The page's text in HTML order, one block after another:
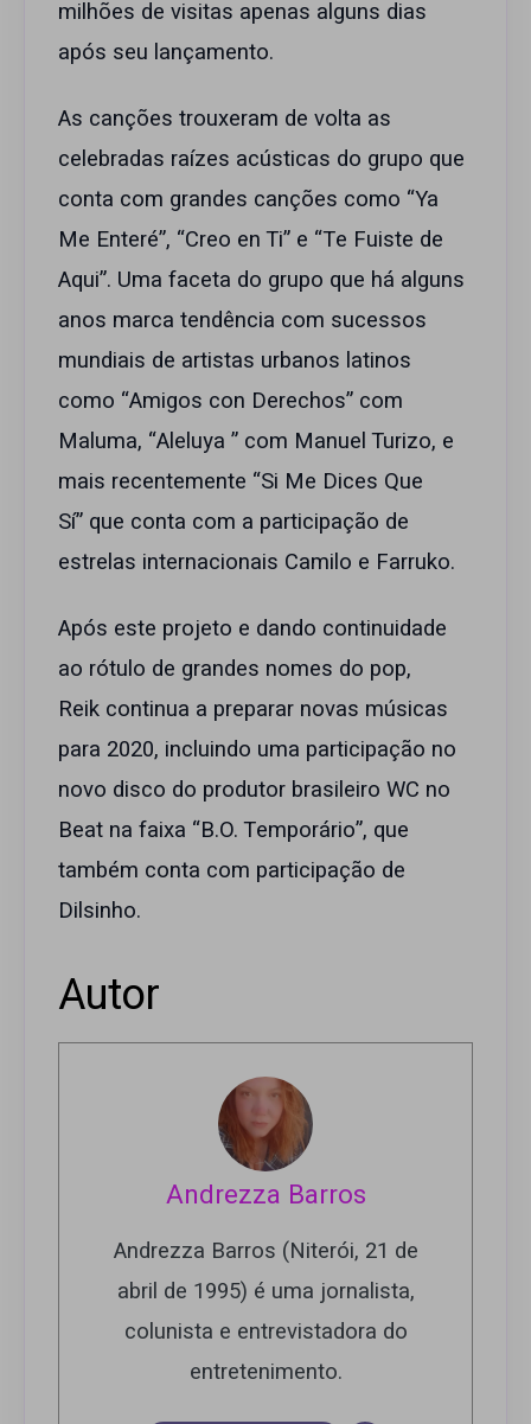
milhões de visitas apenas alguns dias
após seu lançamento.
As canções trouxeram de volta as
celebradas raízes acústicas do grupo que
conta com grandes canções como “Ya
Me Enteré”, “Creo en Ti” e “Te Fuiste de
Aqui”. Uma faceta do grupo que há alguns
anos marca tendência com sucessos
mundiais de artistas urbanos latinos
como “Amigos con Derechos” com
Maluma, “Aleluya ” com Manuel Turizo, e
mais recentemente “Si Me Dices Que
Sí” que conta com a participação de
estrelas internacionais Camilo e Farruko.
Após este projeto e dando continuidade
ao rótulo de grandes nomes do pop,
Reik continua a preparar novas músicas
para 2020, incluindo uma participação no
novo disco do produtor brasileiro WC no
Beat na faixa “B.O. Temporário”, que
também conta com participação de
Dilsinho.
Autor
Andrezza Barros
Andrezza Barros (Niterói, 21 de
abril de 1995) é uma jornalista,
colunista e entrevistadora do
entretenimento.